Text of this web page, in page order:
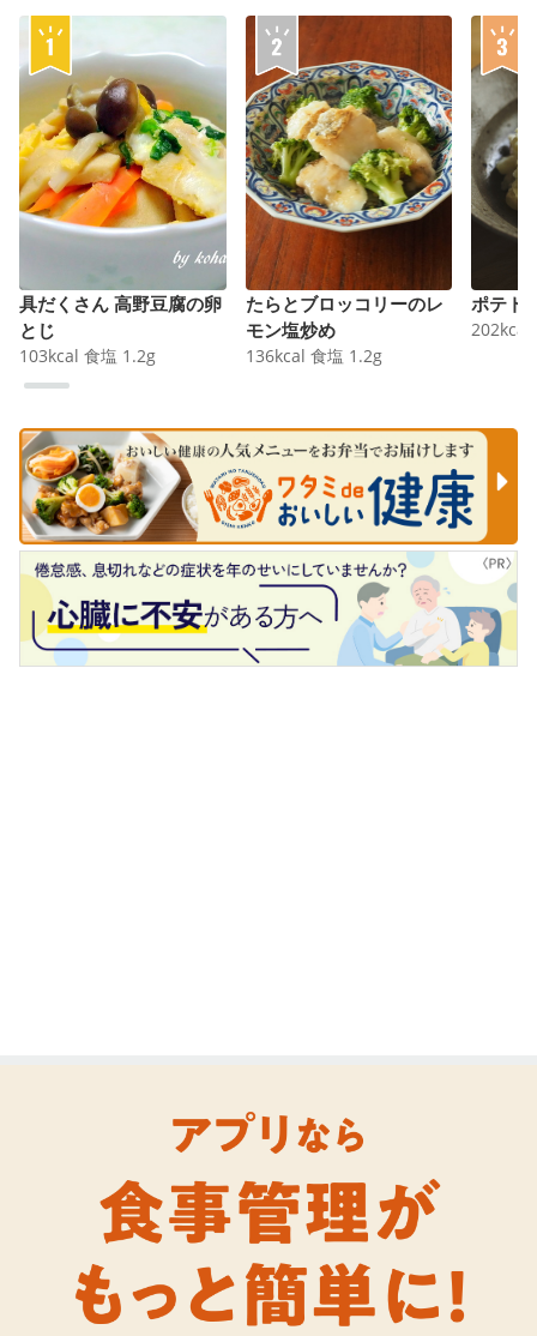
具だくさん 高野豆腐の卵
とじ
103kcal 食塩 1.2g
たらとブロッコリーのレ
モン塩炒め
136kcal 食塩 1.2g
ポテト
202kcal